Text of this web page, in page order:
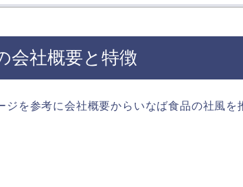
会社概要と特徴
ジを参考に会社概要からいなば食品の社風を